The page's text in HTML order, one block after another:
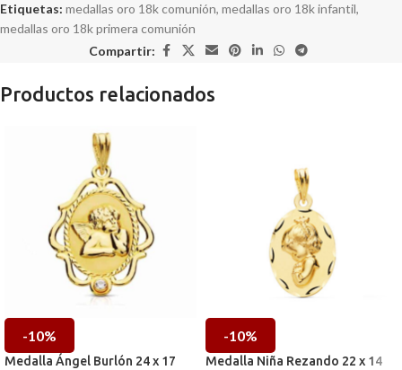
Etiquetas: medallas oro 18k comunión, medallas oro 18k infantil,
medallas oro 18k primera comunión
Compartir:
Productos relacionados
-10%
Medalla Ángel Burlón 24 x 17
-10%
Medalla Niña Rezando 22 x 14